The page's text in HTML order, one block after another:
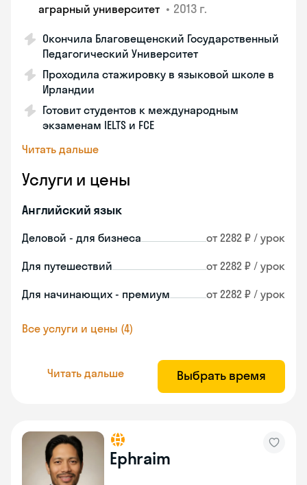
аграрный университет • 2013 г.
Окончила Благовещенский Государственный
Педагогический Университет
Проходила стажировку в языковой школе в
Ирландии
Готовит студентов к международным
экзаменам IELTS и FCE
Читать дальше
Услуги и цены
Английский язык
Деловой - для бизнеса от 2282 ₽ / урок
Для путешествий от 2282 ₽ / урок
Для начинающих - премиум от 2282 ₽ / урок
Все услуги и цены (4)
Читать дальше Выбрать время
Ephraim